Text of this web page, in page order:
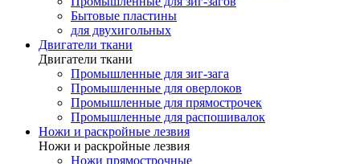
Бытовые пластины
для двухигольных
Двигатели ткани
Двигатели ткани
Промышленные для зиг-зага
Промышленные для оверлоков
Промышленные для прямострочек
Промышленные для распошивалок
Ножи и раскройные лезвия
Ножи и раскройные лезвия
Ножи прямострочные